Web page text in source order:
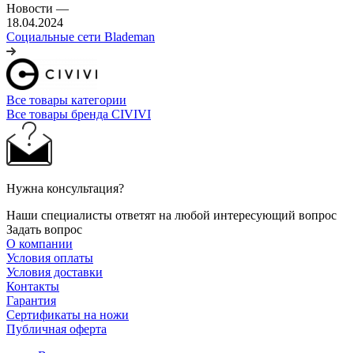
Новости —
18.04.2024
Социальные сети Blademan
Все товары категории
Все товары бренда CIVIVI
Нужна консультация?
Наши специалисты ответят на любой интересующий вопрос
Задать вопрос
О компании
Условия оплаты
Условия доставки
Контакты
Гарантия
Сертификаты на ножи
Публичная оферта